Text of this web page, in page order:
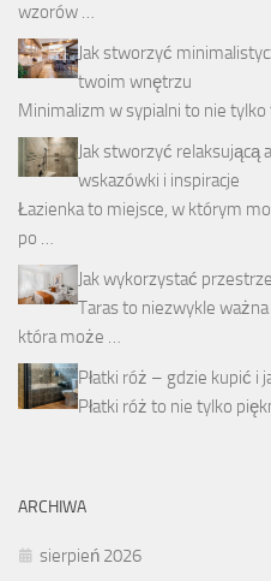
wzorów …
Jak stworzyć
twoim wnętrzu
Minimalizm w sypialni to nie
Jak stworzyć relaksującą
wskazówki i inspiracje
Łazienka to miejsce, w którym
po …
Jak wykorzystać
Taras to niezwykle
która może …
Płatki róż – gdzie kupić i
Płatki róż to nie tylko
ARCHIWA
sierpień 2026